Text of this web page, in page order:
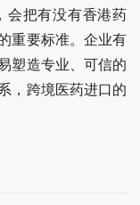
会把有没有香港药
重要标准。企业有
塑造专业、可信的
，跨境医药进口的